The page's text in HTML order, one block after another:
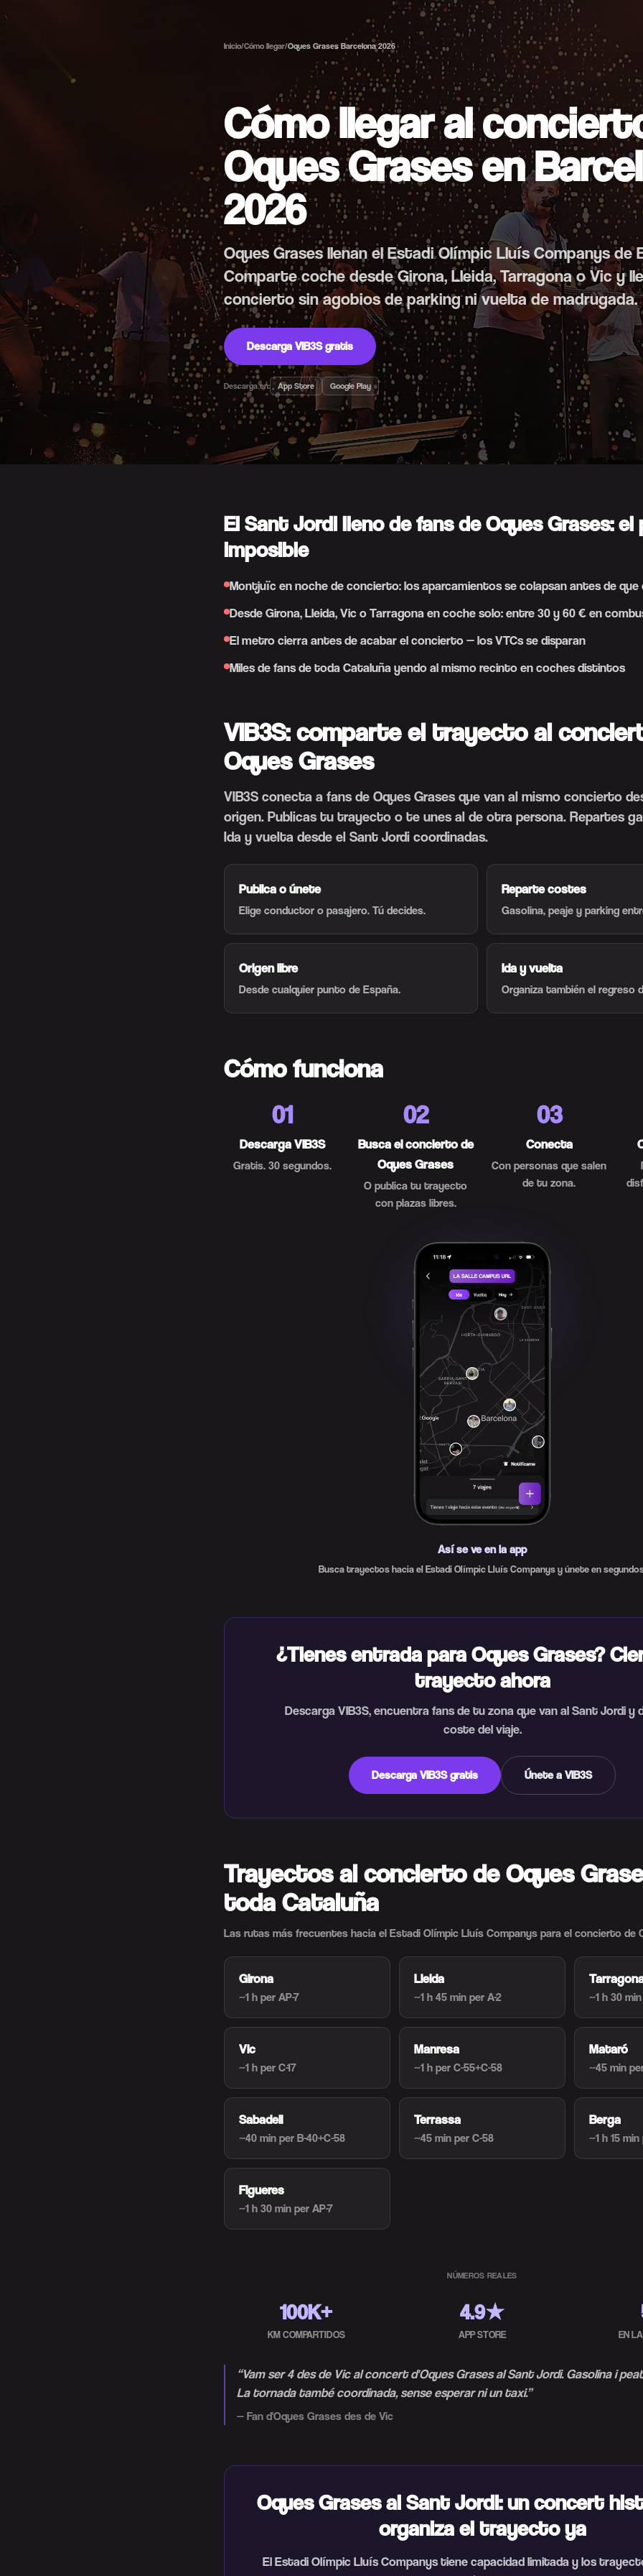
Inicio/Cómo llegar/Oques Grases Barcelona 2026
Cómo llegar al
Oques Grases en
2026
Oques Grases llenan el Estadi Olímpic Lluís Companys de
Comparte coche desde Girona, Lleida, Tarragona o Vic y
concierto sin agobios de parking ni vuelta de madrugada.
Descarga VIB3S gratis
Descarga en: App Store Google Play
El Sant Jordi lleno de fans de Oques Grases: el
imposible
Montjuïc en noche de concierto: los aparcamientos se colapsan antes de que
Desde Girona, Lleida, Vic o Tarragona en coche solo: entre 30 y 60 € en
El metro cierra antes de acabar el concierto — los VTCs se disparan
Miles de fans de toda Cataluña yendo al mismo recinto en coches distintos
VIB3S: comparte el trayecto al
Oques Grases
VIB3S conecta a fans de Oques Grases que van al mismo concierto
origen. Publicas tu trayecto o te unes al de otra persona. Repartes
Ida y vuelta desde el Sant Jordi coordinadas.
Publica o únete
Elige conductor o pasajero. Tú decides.
Reparte costes
Gasolina, peaje y parking
Origen libre
Desde cualquier punto de España.
Ida y vuelta
Organiza también el regreso
Cómo funciona
01
Descarga VIB3S
Gratis. 30 segundos.
02
Busca el concierto de
Oques Grases
O publica tu trayecto
con plazas libres.
03
Conecta
Con personas que salen
de tu zona.
Así se ve en la app
Busca trayectos hacia el Estadi Olímpic Lluís Companys y únete en
¿Tienes entrada para Oques Grases?
trayecto ahora
Descarga VIB3S, encuentra fans de tu zona que van al Sant Jordi y
coste del viaje.
Descarga VIB3S gratis Únete a VIB3S
Trayectos al concierto de Oques
toda Cataluña
Las rutas más frecuentes hacia el Estadi Olímpic Lluís Companys para el concierto de
Girona
~1 h per AP-7
Lleida
~1 h 45 min per A-2 ~1 h 30 min
Vic
~1 h per C-17
Manresa
~1 h per C-55+C-58
Mataró
~45 min
Sabadell
~40 min per B-40+C-58
Terrassa
~45 min per C-58
Berga
~1 h 15 min
Figueres
~1 h 30 min per AP-7
NÚMEROS REALES
100K+
KM COMPARTIDOS
4.9★
APP STORE EN
“Vam ser 4 des de Vic al concert d'Oques Grases al Sant Jordi. Gasolina i
La tornada també coordinada, sense esperar ni un taxi.”
— Fan d'Oques Grases des de Vic
Oques Grases al Sant Jordi: un concert
organiza el trayecto ya
El Estadi Olímpic Lluís Companys tiene capacidad limitada y los